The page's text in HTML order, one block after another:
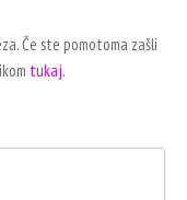
Če ste pomotoma zašli
tukaj.